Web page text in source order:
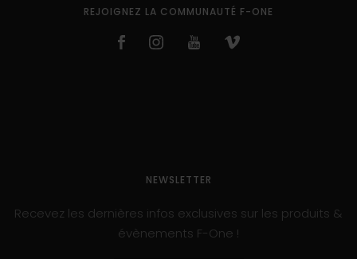
REJOIGNEZ LA COMMUNAUTÉ F-ONE
NEWSLETTER
Recevez les dernières infos exclusives sur les produits &
évènements F-One !